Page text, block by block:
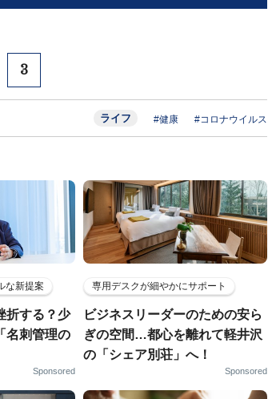
3
ライフ #健康 #コロナウイルス
な新提案
折する？少
名刺管理の
Sponsored
専用デスクが細やかにサポート
ビジネスリーダーのための安ら
ぎの空間…都心を離れて軽井沢
の「シェア別荘」へ！
Sponsored